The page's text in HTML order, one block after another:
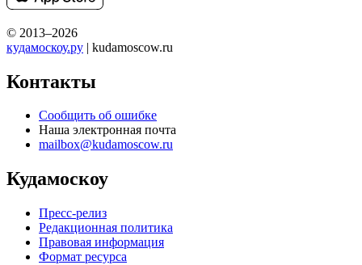
© 2013–2026
кудамоскоу.ру | kudamoscow.ru
Контакты
Сообщить об ошибке
Наша электронная почта
mailbox@kudamoscow.ru
Кудамоскоу
Пресс-релиз
Редакционная политика
Правовая информация
Формат ресурса